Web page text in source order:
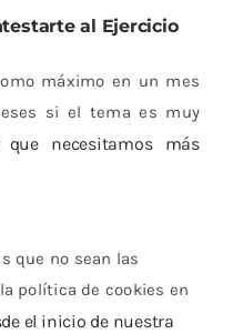
al Ejercicio
máximo en un mes
si el tema es muy
necesitamos más
que no sean las
política de cookies en
el inicio de nuestra